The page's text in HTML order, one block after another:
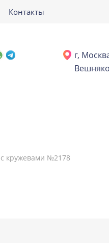
Контакты
г,
кружевами №2178